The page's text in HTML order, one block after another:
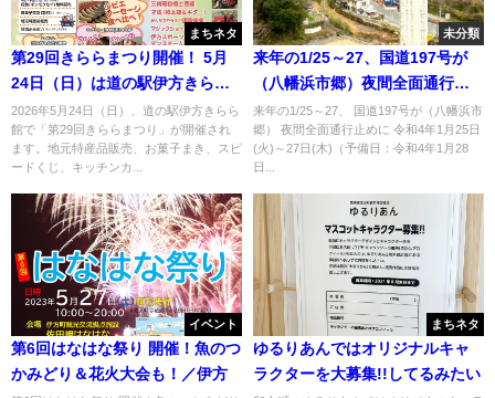
まちネタ
第29回きららまつり開催！ 5月
24日（日）は道の駅伊方きらら
館へ
2026年5月24日（日）、道の駅伊方きらら
館で「第29回きららまつり」が開催され
ます。地元特産品販売、お菓子まき、スピ
ードくじ、キッチンカ...
未分類
来年の1/25～27、国道197号が
（八幡浜市郷）夜間全面通行止
めに
来年の1/25～27、 国道197号が（八幡浜市
郷） 夜間全面通行止めに 令和4年1月25日
(火)～27日(木)（予備日：令和4年1月28
日...
イベント
第6回はなはな祭り 開催！魚のつ
かみどり＆花火大会も！／伊方
まちネタ
ゆるりあんではオリジナルキャ
ラクターを大募集!!してるみたい